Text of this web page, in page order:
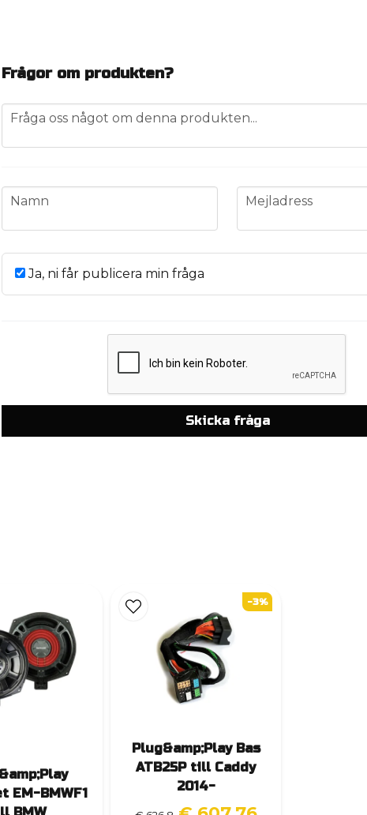
Frågor om produkten?
question
Fråga oss något om denna produkten...
name
Namn email
Mejladress
Ja, ni får publicera min fråga
Skicka fråga
EM-BMWF1
Plug&amp;Play Bas
ATB25P till Caddy
2014-
-3%